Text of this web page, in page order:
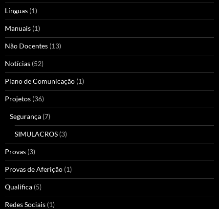
Línguas (1)
Manuais (1)
Não Docentes (13)
Notícias (52)
Plano de Comunicação (1)
Projetos (36)
Segurança (7)
SIMULACROS (3)
Provas (3)
Provas de Aferição (1)
Qualifica (5)
Redes Sociais (1)